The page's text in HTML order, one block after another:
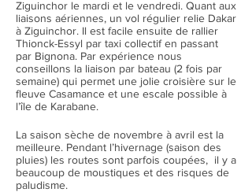
Ziguinchor le mardi et le vendredi. Quant aux
liaisons aériennes, un vol régulier relie Dakar
à Ziguinchor. Il est facile ensuite de rallier
Thionck-Essyl par taxi collectif en passant
par Bignona. Par expérience nous
conseillons la liaison par bateau (2 fois par
semaine) qui permet une jolie croisière sur le
fleuve Casamance et une escale possible à
l’île de Karabane.
La saison sèche de novembre à avril est la
meilleure. Pendant l’hivernage (saison des
pluies) les routes sont parfois coupées, il y a
beaucoup de moustiques et des risques de
paludisme.